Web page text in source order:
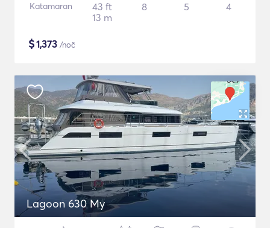
Katamaran
43 ft
13 m
8 5 4
$1,373 /noč
Lagoon 630 My